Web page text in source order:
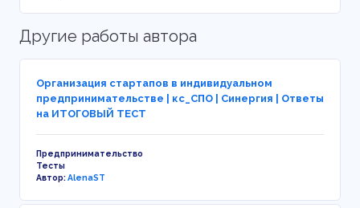
Другие работы автора
Организация стартапов в индивидуальном
предпринимательстве | кс_СПО | Синергия | Ответы
на ИТОГОВЫЙ ТЕСТ
Предпринимательство
Тесты
Автор:AlenaST